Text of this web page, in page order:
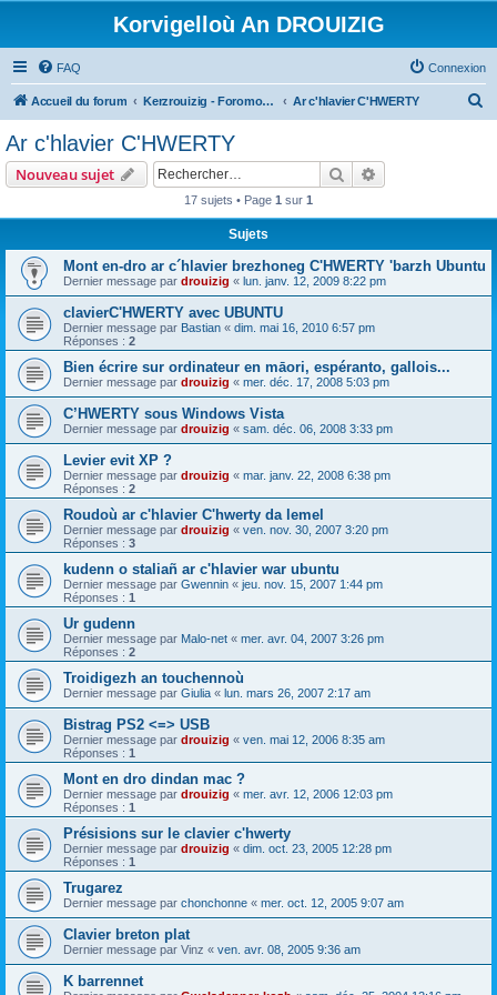
Korvigelloù An DROUIZIG
FAQ Connexion
Accueil du forum Kerzrouizig - Foromoù An Drouizig Ar c'hlavier C'HWERTY
Ar c'hlavier C'HWERTY
Nouveau sujet Rechercher
17 sujets • Page 1 sur 1
Sujets
Mont en-dro ar c´hlavier brezhoneg C'HWERTY 'barzh Ubuntu
Dernier message par drouizig « lun. janv. 12, 2009 8:22 pm
clavierC'HWERTY avec UBUNTU
Dernier message par Bastian « dim. mai 16, 2010 6:57 pm
Réponses : 2
Bien écrire sur ordinateur en māori, espéranto, gallois...
Dernier message par drouizig « mer. déc. 17, 2008 5:03 pm
C’HWERTY sous Windows Vista
Dernier message par drouizig « sam. déc. 06, 2008 3:33 pm
Levier evit XP ?
Dernier message par drouizig « mar. janv. 22, 2008 6:38 pm
Réponses : 2
Roudoù ar c'hlavier C'hwerty da lemel
Dernier message par drouizig « ven. nov. 30, 2007 3:20 pm
Réponses : 3
kudenn o staliañ ar c'hlavier war ubuntu
Dernier message par Gwennin « jeu. nov. 15, 2007 1:44 pm
Réponses : 1
Ur gudenn
Dernier message par Malo-net « mer. avr. 04, 2007 3:26 pm
Réponses : 2
Troidigezh an touchennoù
Dernier message par Giulia « lun. mars 26, 2007 2:17 am
Bistrag PS2 <=> USB
Dernier message par drouizig « ven. mai 12, 2006 8:35 am
Réponses : 1
Mont en dro dindan mac ?
Dernier message par drouizig « mer. avr. 12, 2006 12:03 pm
Réponses : 1
Présisions sur le clavier c'hwerty
Dernier message par drouizig « dim. oct. 23, 2005 12:28 pm
Réponses : 1
Trugarez
Dernier message par chonchonne « mer. oct. 12, 2005 9:07 am
Clavier breton plat
Dernier message par Vinz « ven. avr. 08, 2005 9:36 am
K barrennet